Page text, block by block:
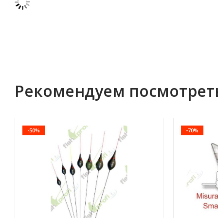
Рекомендуем
-50% -70%